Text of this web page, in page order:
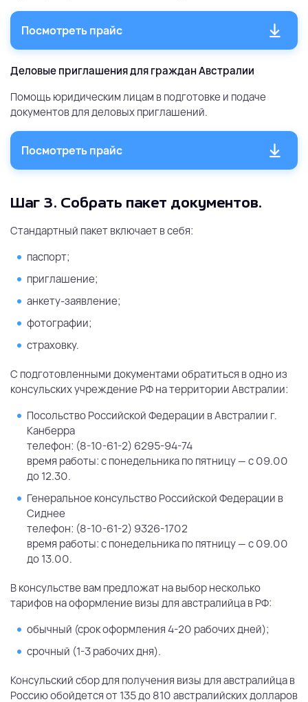
Посмотреть прайс
Деловые приглашения для граждан Австралии
Помощь юридическим лицам в подготовке и подаче
документов для деловых приглашений.
Посмотреть прайс
Шаг 3. Собрать пакет документов.
Стандартный пакет включает в себя:
паспорт;
приглашение;
анкету-заявление;
фотографии;
страховку.
С подготовленными документами обратиться в одно из
консульских учреждение РФ на территории Австралии:
Посольство Российской Федерации в Австралии г.
Канберра
телефон: (8-10-61-2) 6295-94-74
время работы: с понедельника по пятницу — с 09.00
до 12.30.
Генеральное консульство Российской Федерации в
Сиднее
телефон: (8-10-61-2) 9326-1702
время работы: с понедельника по пятницу — с 09.00
до 13.00.
В консульстве вам предложат на выбор несколько
тарифов на оформление визы для австралийца в РФ:
обычный (срок оформления 4-20 рабочих дней);
срочный (1-3 рабочих дня).
Консульский сбор для получения визы для австралийца в
Россию обойдется от 135 до 810 австралийских долларов